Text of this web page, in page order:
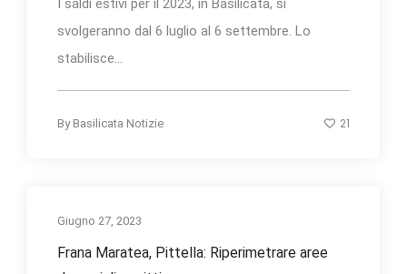
I saldi estivi per il 2023, in Basilicata, si
svolgeranno dal 6 luglio al 6 settembre. Lo
stabilisce...
By Basilicata Notizie 21
Giugno 27, 2023
Frana Maratea, Pittella: Riperimetrare aree